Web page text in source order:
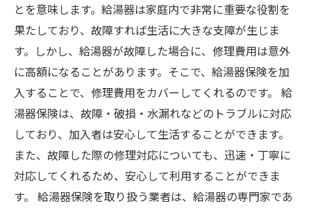
とを意味します。給湯器は家庭内で非常に重要な役割を
果たしており、故障すれば生活に大きな支障が生じま
す。しかし、給湯器が故障した場合に、修理費用は意外
に高額になることがあります。そこで、給湯器保険を加
入することで、修理費用をカバーしてくれるのです。 給
湯器保険は、故障・破損・水漏れなどのトラブルに対応
しており、加入者は安心して生活することができます。
また、故障した際の修理対応についても、迅速・丁寧に
対応してくれるため、安心して利用することができま
す。 給湯器保険を取り扱う業者は、給湯器の専門家であ